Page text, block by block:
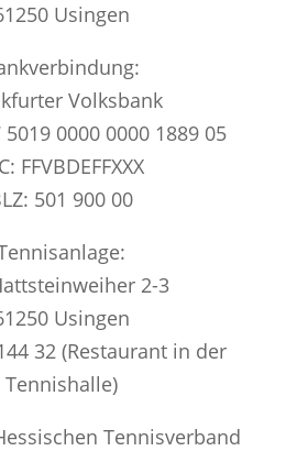
Usingen
Volksbank
5019 0000 0000 1889 05
FFVBDEFFXXX
501 900 00
2-3
Usingen
32 (Restaurant in der
Tennishalle)
Tennisverband